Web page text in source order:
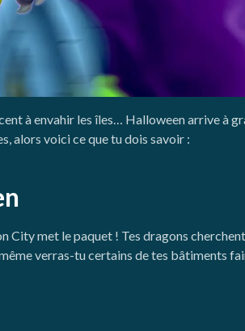
à envahir les îles… Halloween arrive à
alors voici ce que tu dois savoir :
City met le paquet ! Tes dragons
verras-tu certains de tes bâtiments